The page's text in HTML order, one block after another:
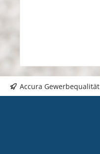
Accura Gewerbequalität